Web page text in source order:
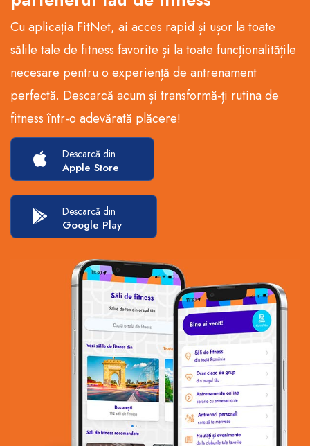
Cu aplicația FitNet, ai acces rapid și ușor la toate
sălile tale de fitness favorite și la toate funcționalitățile
necesare pentru o experiență de antrenament
perfectă. Descarcă acum și transformă-ți rutina de
fitness într-o adevărată plăcere!
Descarcă din
Apple Store
Descarcă din
Google Play